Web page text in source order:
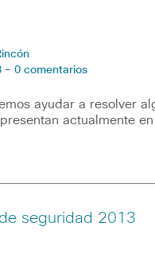
- 0 comentarios
ayudar a resolver
actualmente
seguridad 2013